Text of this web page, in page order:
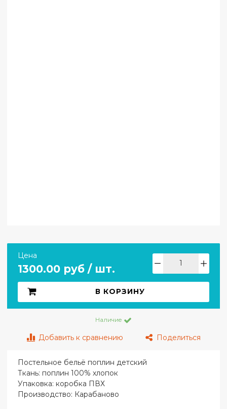
Цена
1300.00 руб / шт.
В КОРЗИНУ
Наличие
Добавить к сравнению Поделиться
Постельное бельё поплин детский
Ткань: поплин 100% хлопок
Упаковка: коробка ПВХ
Производство: Карабаново